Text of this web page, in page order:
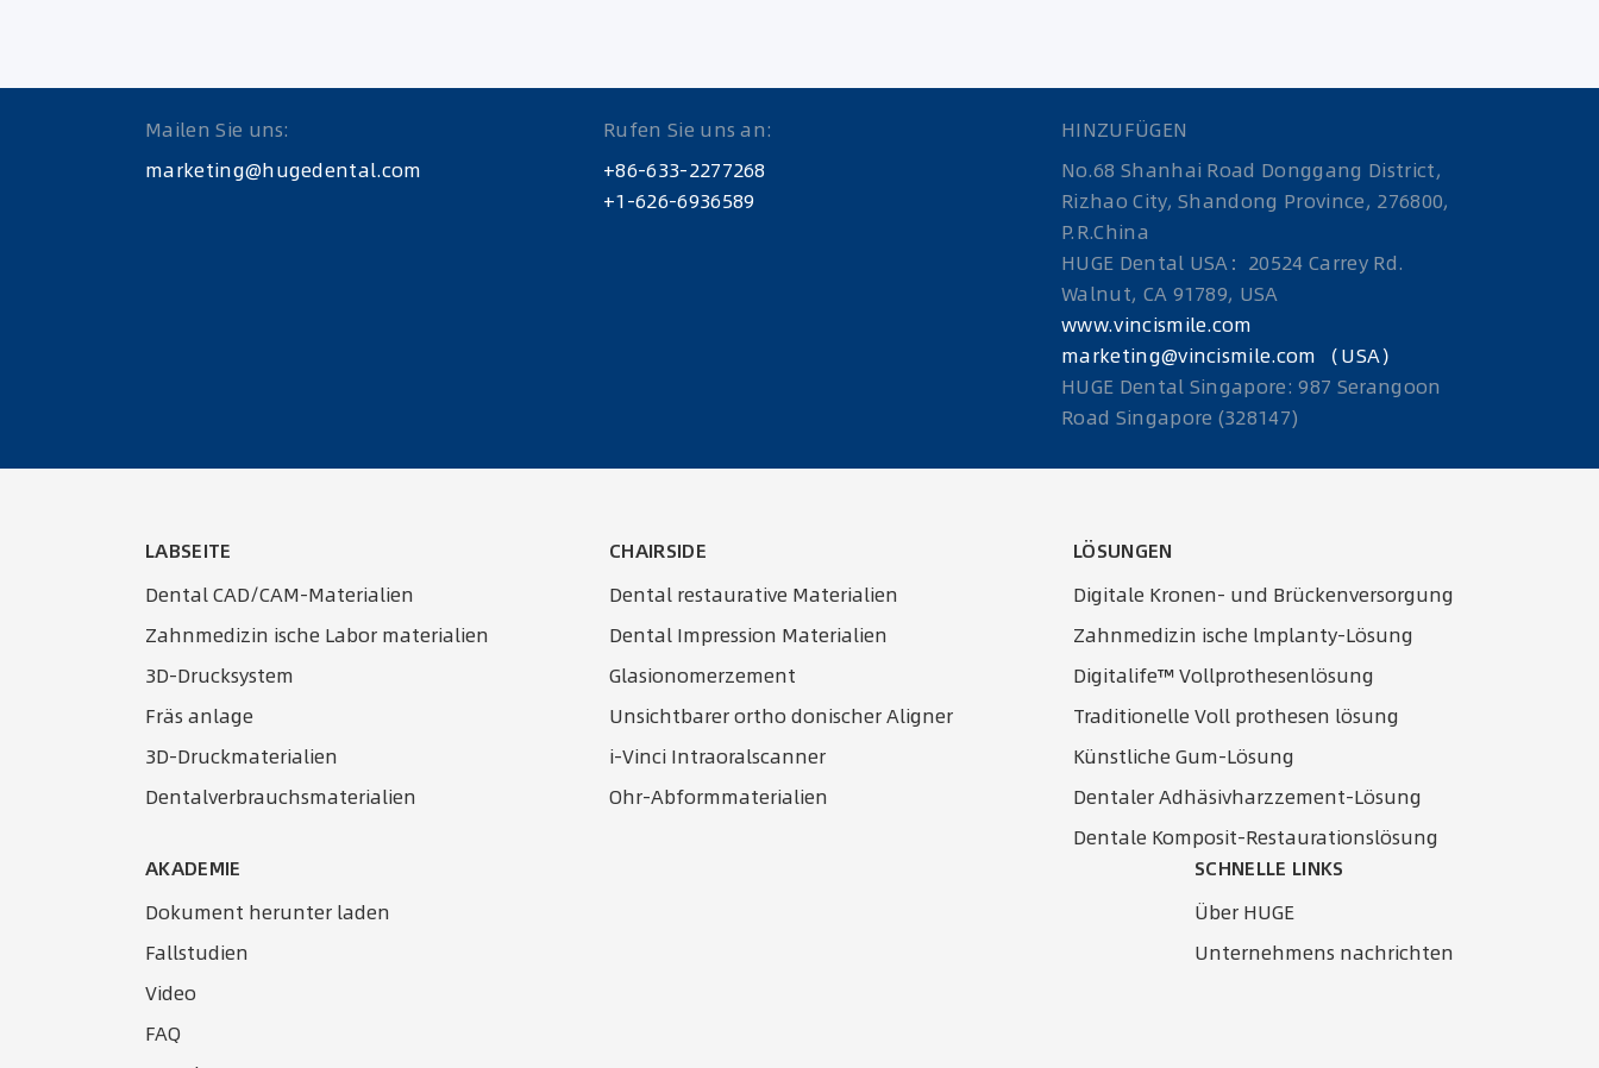
Mailen Sie uns:
marketing@hugedental.com
Rufen Sie uns an:
+86-633-2277268
+1-626-6936589
HINZUFÜGEN
No.68 Shanhai Road Donggang District,
Rizhao City, Shandong Province, 276800,
P.R.China
HUGE Dental USA：20524 Carrey Rd.
Walnut, CA 91789, USA
www.vincismile.com
marketing@vincismile.com （USA）
HUGE Dental Singapore: 987 Serangoon
Road Singapore (328147)
LABSEITE
Dental CAD/CAM-Materialien
Zahnmedizin ische Labor materialien
3D-Drucksystem
Fräs anlage
3D-Druckmaterialien
Dentalverbrauchsmaterialien
CHAIRSIDE
Dental restaurative Materialien
Dental Impression Materialien
Glasionomerzement
Unsichtbarer ortho donischer Aligner
i-Vinci Intraoralscanner
Ohr-Abformmaterialien
LÖSUNGEN
Digitale Kronen- und Brückenversorgung
Zahnmedizin ische lmplanty-Lösung
Digitalife™ Vollprothesenlösung
Traditionelle Voll prothesen lösung
Künstliche Gum-Lösung
Dentaler Adhäsivharzzement-Lösung
Dentale Komposit-Restaurationslösung
AKADEMIE
Dokument herunter laden
Fallstudien
Video
FAQ
SCHNELLE LINKS
Über HUGE
Unternehmens nachrichten